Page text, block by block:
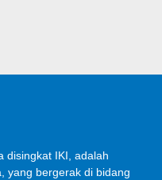
disingkat IKI, adalah
yang bergerak di bidang